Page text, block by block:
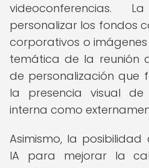
videoconferencias.
personalizar los fondos
corporativos o
temática de la reunión
de personalización que
la presencia visual
interna como
Asimismo, la
IA para mejorar la